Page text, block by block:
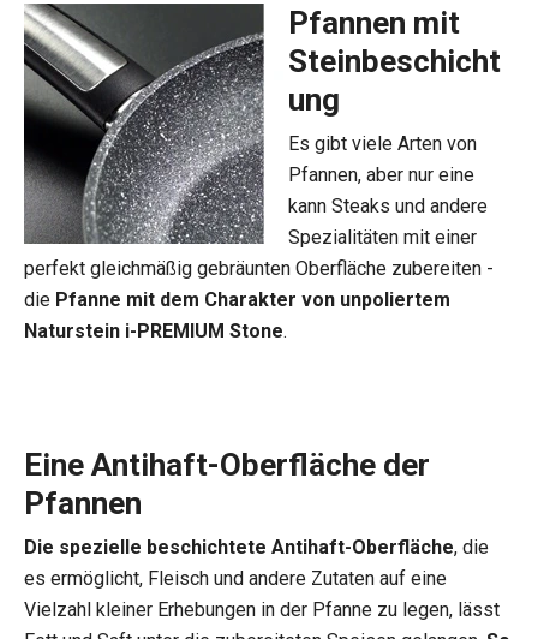
Pfannen mit
Steinbeschicht
ung
Es gibt viele Arten von
Pfannen, aber nur eine
kann Steaks und andere
Spezialitäten mit einer
perfekt gleichmäßig gebräunten Oberfläche zubereiten -
die Pfanne mit dem Charakter von unpoliertem
Naturstein i-PREMIUM Stone.
Eine Antihaft-Oberfläche der
Pfannen
Die spezielle beschichtete Antihaft-Oberfläche, die
es ermöglicht, Fleisch und andere Zutaten auf eine
Vielzahl kleiner Erhebungen in der Pfanne zu legen, lässt